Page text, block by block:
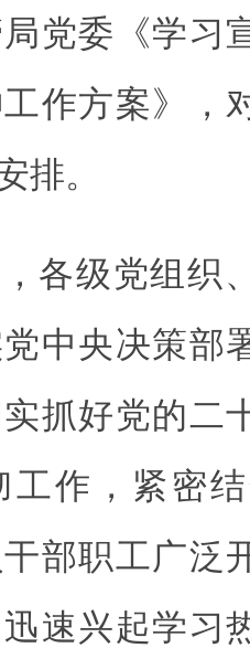
党委《学习
作方案》，
排。
各级党组织
中央决策部
抓好党的二
工作，紧密
部职工广泛
速兴起学习